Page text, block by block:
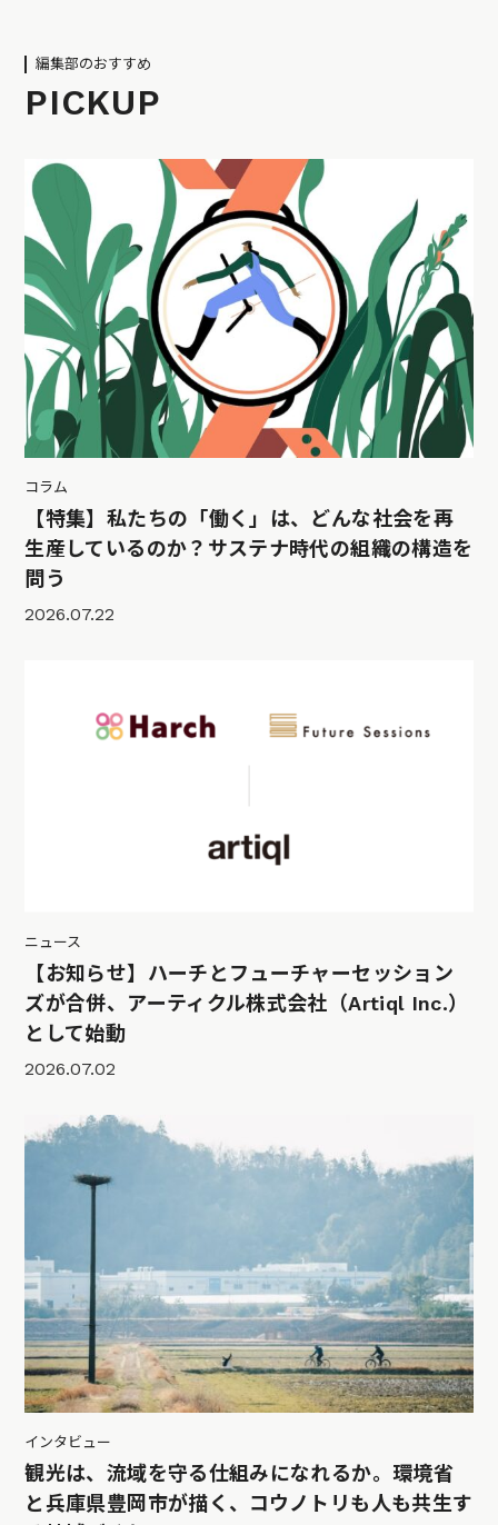
編集部のおすすめ
PICKUP
コラム
【特集】私たちの「働く」は、どんな社会を再
生産しているのか？サステナ時代の組織の構造を
問う
2026.07.22
ニュース
【お知らせ】ハーチとフューチャーセッション
ズが合併、アーティクル株式会社（Artiql Inc.）
として始動
2026.07.02
インタビュー
観光は、流域を守る仕組みになれるか。環境省
と兵庫県豊岡市が描く、コウノトリも人も共生す